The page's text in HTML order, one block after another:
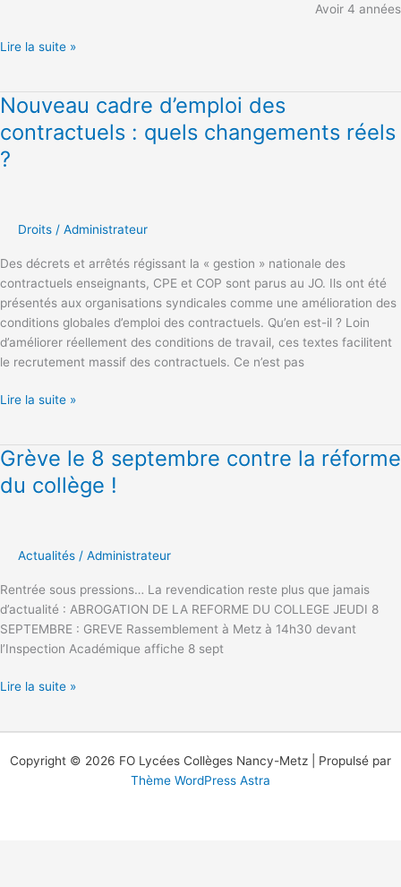
Avoir 4 années
Lire la suite »
Nouveau cadre d’emploi des
contractuels : quels changements réels
?
Droits / Administrateur
Des décrets et arrêtés régissant la « gestion » nationale des
contractuels enseignants, CPE et COP sont parus au JO. Ils ont été
présentés aux organisations syndicales comme une amélioration des
conditions globales d’emploi des contractuels. Qu’en est-il ? Loin
d’améliorer réellement des conditions de travail, ces textes facilitent
le recrutement massif des contractuels. Ce n’est pas
Nouveau
d’emploi
des
changements
réels
?
Lire la suite »
Grève le 8 septembre contre la réforme
du collège !
Actualités / Administrateur
Rentrée sous pressions… La revendication reste plus que jamais
d’actualité : ABROGATION DE LA REFORME DU COLLEGE JEUDI 8
SEPTEMBRE : GREVE Rassemblement à Metz à 14h30 devant
l’Inspection Académique affiche 8 sept
Grève
8
du
collège
!
Lire la suite »
Copyright © 2026 FO Lycées Collèges Nancy-Metz | Propulsé par
Thème WordPress Astra